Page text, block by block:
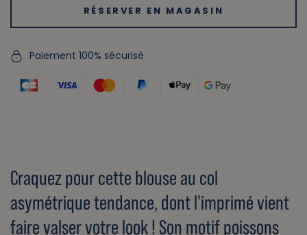
RÉSERVER EN MAGASIN
Paiement 100% sécurisé
Craquez pour cette blouse au col
asymétrique tendance, dont l'imprimé vient
faire valser votre look ! Son motif poissons